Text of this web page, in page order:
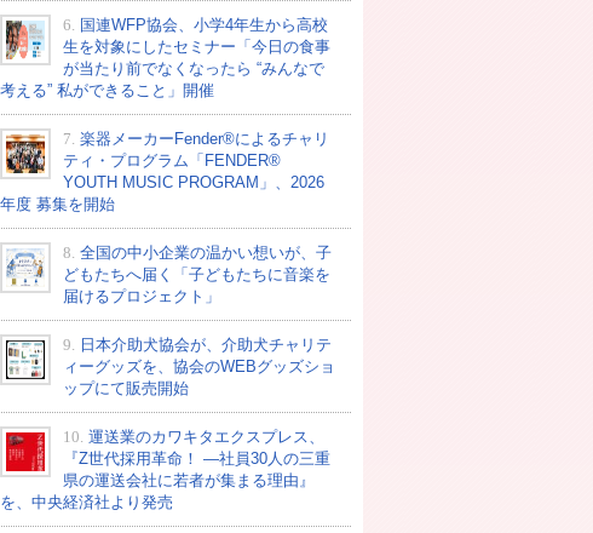
6. 国連WFP協会、小学4年生から高校
生を対象にしたセミナー「今日の食事
が当たり前でなくなったら “みんなで
考える” 私ができること」開催
7. 楽器メーカーFender®によるチャリ
ティ・プログラム「FENDER®︎
YOUTH MUSIC PROGRAM」、2026
年度 募集を開始
8. 全国の中小企業の温かい想いが、子
どもたちへ届く「子どもたちに音楽を
届けるプロジェクト」
9.
日本介助犬協会が、介助犬チャリテ
ィーグッズを、協会のWEBグッズショ
ップにて販売開始
10. 運送業のカワキタエクスプレス、
『Z世代採用革命！ ―社員30人の三重
県の運送会社に若者が集まる理由』
を、中央経済社より発売